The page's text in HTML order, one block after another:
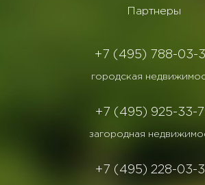
Партнеры
+7 (495) 788-03-
городская
+7 (495) 925-33-
загородная
+7 (495) 228-03-